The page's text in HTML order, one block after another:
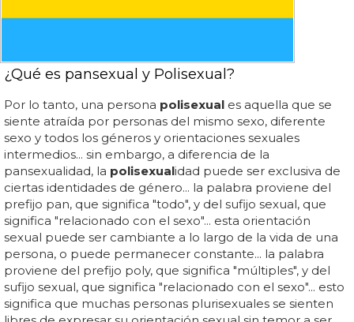
¿Qué es pansexual y Polisexual?
Por lo tanto, una persona polisexual es aquella que se
siente atraída por personas del mismo sexo, diferente
sexo y todos los géneros y orientaciones sexuales
intermedios... sin embargo, a diferencia de la
pansexualidad, la polisexualidad puede ser exclusiva de
ciertas identidades de género... la palabra proviene del
prefijo pan, que significa "todo", y del sufijo sexual, que
significa "relacionado con el sexo"... esta orientación
sexual puede ser cambiante a lo largo de la vida de una
persona, o puede permanecer constante... la palabra
proviene del prefijo poly, que significa "múltiples", y del
sufijo sexual, que significa "relacionado con el sexo"... esto
significa que muchas personas plurisexuales se sienten